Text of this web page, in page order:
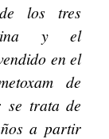
los tres
y el
en el
de
se trata de
a partir